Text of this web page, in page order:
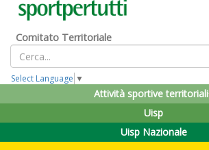
Comitato Territoriale
Select Language ▼
Attività sportive territoriali
Uisp
Uisp Nazionale